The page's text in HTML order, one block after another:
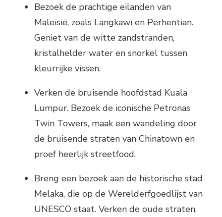
Bezoek de prachtige eilanden van
Maleisië, zoals Langkawi en Perhentian.
Geniet van de witte zandstranden,
kristalhelder water en snorkel tussen
kleurrijke vissen.
Verken de bruisende hoofdstad Kuala
Lumpur. Bezoek de iconische Petronas
Twin Towers, maak een wandeling door
de bruisende straten van Chinatown en
proef heerlijk streetfood.
Breng een bezoek aan de historische stad
Melaka, die op de Werelderfgoedlijst van
UNESCO staat. Verken de oude straten,